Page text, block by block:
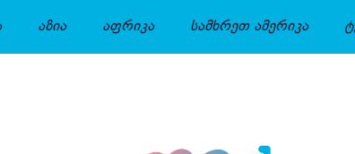
აზია აფრიკა სამხრეთ ამერიკა